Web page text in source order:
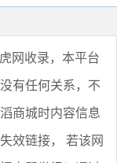
网收录，本平台
没有任何关系，不
商城时内容信息
效链接， 若该网